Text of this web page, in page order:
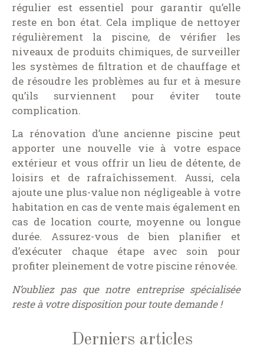
régulier est essentiel pour garantir qu’elle
reste en bon état. Cela implique de nettoyer
régulièrement la piscine, de vérifier les
niveaux de produits chimiques, de surveiller
les systèmes de filtration et de chauffage et
de résoudre les problèmes au fur et à mesure
qu’ils surviennent pour éviter toute
complication.
La rénovation d’une ancienne piscine peut
apporter une nouvelle vie à votre espace
extérieur et vous offrir un lieu de détente, de
loisirs et de rafraîchissement. Aussi, cela
ajoute une plus-value non négligeable à votre
habitation en cas de vente mais également en
cas de location courte, moyenne ou longue
durée. Assurez-vous de bien planifier et
d’exécuter chaque étape avec soin pour
profiter pleinement de votre piscine rénovée.
N’oubliez pas que notre entreprise spécialisée
reste à votre disposition pour toute demande !
Derniers articles